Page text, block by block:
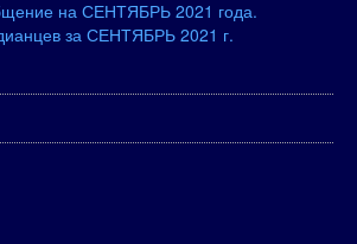
на СЕНТЯБРЬ 2021 года.
за СЕНТЯБРЬ 2021 г.